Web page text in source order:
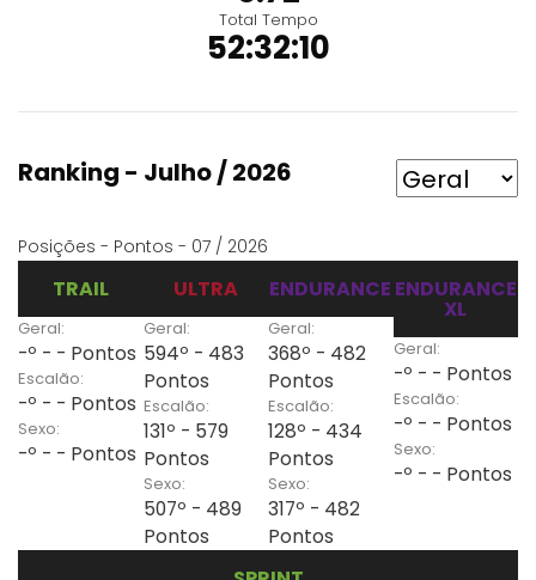
Total Tempo
52:32:10
Ranking - Julho / 2026
Posições - Pontos - 07 / 2026
TRAIL
Geral:
-º - - Pontos
Escalão:
-º - - Pontos
Sexo:
-º - - Pontos
ULTRA
Geral:
594º - 483
Pontos
Escalão:
131º - 579
Pontos
Sexo:
507º - 489
Pontos
ENDURANCE
Geral:
368º - 482
Pontos
Escalão:
128º - 434
Pontos
Sexo:
317º - 482
Pontos
ENDURANCE
XL
Geral:
-º - - Pontos
Escalão:
-º - - Pontos
Sexo:
-º - - Pontos